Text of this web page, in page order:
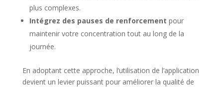
plus complexes.
Intégrez des pauses de renforcement pour
maintenir votre concentration tout au long de la
journée.
En adoptant cette approche, l’utilisation de l’application
devient un levier puissant pour améliorer la qualité de